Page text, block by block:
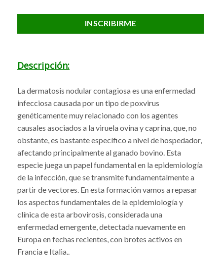
INSCRIBIRME
Descripción:
La dermatosis nodular contagiosa es una enfermedad
infecciosa causada por un tipo de poxvirus
genéticamente muy relacionado con los agentes
causales asociados a la viruela ovina y caprina, que, no
obstante, es bastante específico a nivel de hospedador,
afectando principalmente al ganado bovino. Esta
especie juega un papel fundamental en la epidemiología
de la infección, que se transmite fundamentalmente a
partir de vectores. En esta formación vamos a repasar
los aspectos fundamentales de la epidemiología y
clínica de esta arbovirosis, considerada una
enfermedad emergente, detectada nuevamente en
Europa en fechas recientes, con brotes activos en
Francia e Italia..